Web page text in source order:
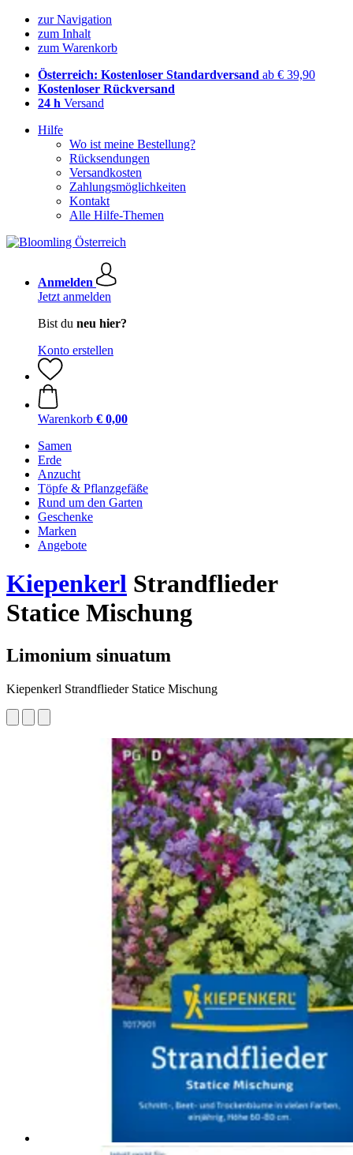
zur Navigation
zum Inhalt
zum Warenkorb
Österreich: Kostenloser Standardversand ab € 39,90
Kostenloser Rückversand
24 h Versand
Hilfe
Wo ist meine Bestellung?
Rücksendungen
Versandkosten
Zahlungsmöglichkeiten
Kontakt
Alle Hilfe-Themen
Anmelden
Jetzt anmelden
Bist du neu hier?
Konto erstellen
Warenkorb € 0,00
Samen
Erde
Anzucht
Töpfe & Pflanzgefäße
Rund um den Garten
Geschenke
Marken
Angebote
Kiepenkerl Strandflieder
Statice Mischung
Limonium sinuatum
Kiepenkerl Strandflieder Statice Mischung